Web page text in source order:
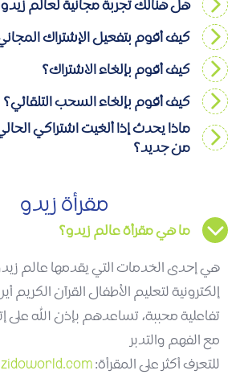
هل هنالك تجربة مجانية لعالم
كيف أقوم بتفعيل الإشتراك
كيف أقوم بإلغاء الاشتراك؟
كيف أقوم بإلغاء السحب التلقائي؟
ماذا يحدث إذا ألغيت اشتراكي
من جديد؟
مقرأة زيدو
ما هي مقرأة عالم زيدو؟
هي إحدى الخدمات التي يقدمها عالم
إلكترونية لتعليم الأطفال القرآن الكريم
تفاعلية محببة، تساعدهم بإذن الله على
مع الفهم والتدبر
للتعرف أكثر على المقرأة: